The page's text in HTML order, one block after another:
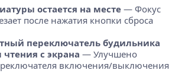
остается на месте — Фокус
после нажатия кнопки сброса
переключатель будильника
с экрана — Улучшено
включения/выключения